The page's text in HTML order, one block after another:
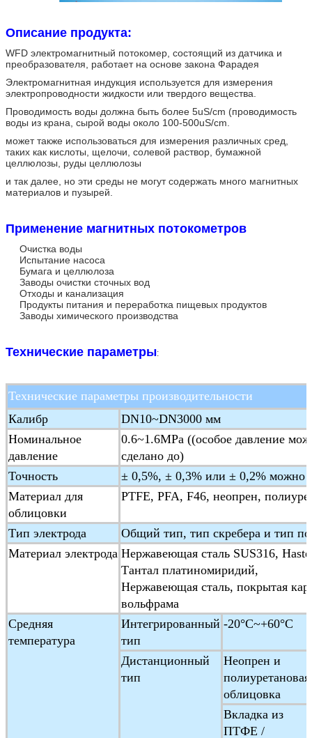
Описание продукта:
WFD электромагнитный потокомер, состоящий из датчика и
преобразователя, работает на основе закона Фарадея
Электромагнитная индукция используется для измерения
электропроводности жидкости или твердого вещества.
Проводимость воды должна быть более 5uS/cm (проводимость
воды из крана, сырой воды около 100-500uS/cm.
может также использоваться для измерения различных сред,
таких как кислоты, щелочи, солевой раствор, бумажной
целлюлозы, руды целлюлозы
и так далее, но эти среды не могут содержать много магнитных
материалов и пузырей.
Применение магнитных потокометров
Очистка воды
Испытание насоса
Бумага и целлюлоза
Заводы очистки сточных вод
Отходы и канализация
Продукты питания и переработка пищевых продуктов
Заводы химического производства
Технические параметры:
Технические параметры производительности
Калибр
DN10~DN3000 мм
Номинальное
давление
0.6~1.6MPa ((особое давление
сделано до)
Точность
± 0,5%, ± 0,3% или ± 0,2% можно
Материал для
облицовки
PTFE, PFA, F46, неопрен,
Тип электрода
Общий тип, тип скребера и тип
Материал электрода Нержавеющая сталь SUS316,
Тантал платиномиридий,
Нержавеющая сталь, покрытая
вольфрама
Средняя
температура
Интегрированный
тип
-20°C~+60°C
Дистанционный
тип
Неопрен и
полиуретановая
облицовка
Вкладка из
ПТФЕ /